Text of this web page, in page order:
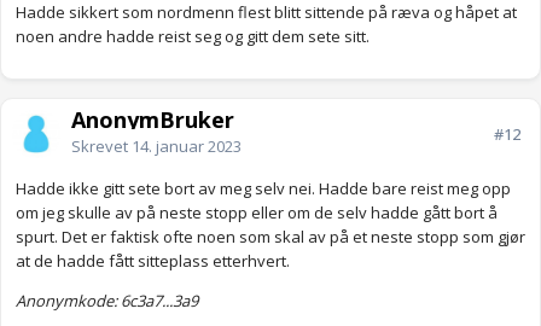
Hadde sikkert som nordmenn flest blitt sittende på ræva og håpet at
noen andre hadde reist seg og gitt dem sete sitt.
AnonymBruker
Skrevet 14. januar 2023
#12
Hadde ikke gitt sete bort av meg selv nei. Hadde bare reist meg opp
om jeg skulle av på neste stopp eller om de selv hadde gått bort å
spurt. Det er faktisk ofte noen som skal av på et neste stopp som gjør
at de hadde fått sitteplass etterhvert.
Anonymkode: 6c3a7...3a9